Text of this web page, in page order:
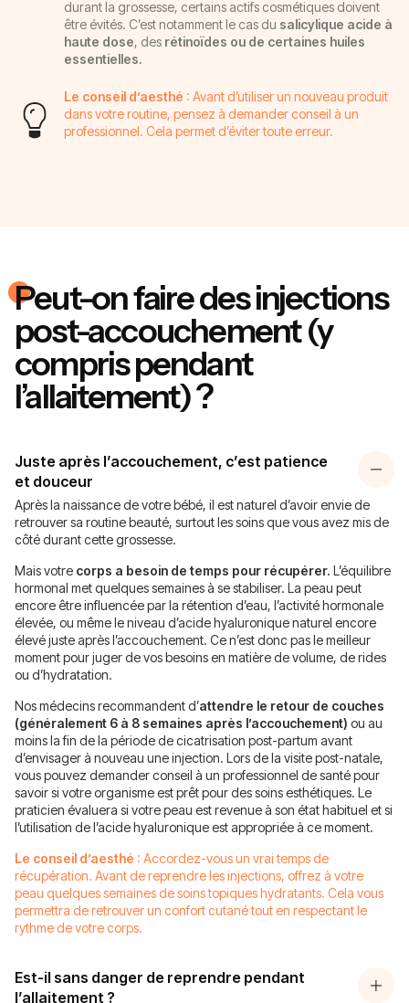
durant la grossesse, certains actifs cosmétiques doivent
être évités. C’est notamment le cas du salicylique acide à
haute dose, des rétinoïdes ou de certaines huiles
essentielles.
Le conseil d’aesthé : Avant d’utiliser un nouveau produit
dans votre routine, pensez à demander conseil à un
professionnel. Cela permet d’éviter toute erreur.
Peut-on faire des injections
post-accouchement (y
compris pendant
l’allaitement) ?
Juste après l’accouchement, c’est patience
et douceur
Après la naissance de votre bébé, il est naturel d’avoir envie de
retrouver sa routine beauté, surtout les soins que vous avez mis de
côté durant cette grossesse.
Mais votre corps a besoin de temps pour récupérer. L’équilibre
hormonal met quelques semaines à se stabiliser. La peau peut
encore être influencée par la rétention d’eau, l’activité hormonale
élevée, ou même le niveau d’acide hyaluronique naturel encore
élevé juste après l’accouchement. Ce n’est donc pas le meilleur
moment pour juger de vos besoins en matière de volume, de rides
ou d’hydratation.
Nos médecins recommandent d’attendre le retour de couches
(généralement 6 à 8 semaines après l’accouchement) ou au
moins la fin de la période de cicatrisation post-partum avant
d’envisager à nouveau une injection. Lors de la visite post-natale,
vous pouvez demander conseil à un professionnel de santé pour
savoir si votre organisme est prêt pour des soins esthétiques. Le
praticien évaluera si votre peau est revenue à son état habituel et si
l’utilisation de l’acide hyaluronique est appropriée à ce moment.
Le conseil d’aesthé : Accordez-vous un vrai temps de
récupération. Avant de reprendre les injections, offrez à votre
peau quelques semaines de soins topiques hydratants. Cela vous
permettra de retrouver un confort cutané tout en respectant le
rythme de votre corps.
Est-il sans danger de reprendre pendant
l’allaitement ?